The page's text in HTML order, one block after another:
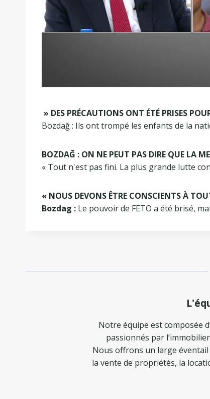
» DES PRÉCAUTIONS ONT ÉTÉ PRISES
Bozdağ : Ils ont trompé les enfants de la
BOZDAĞ : ON NE PEUT PAS DIRE QUE LA
« Tout n'est pas fini. La plus grande lutte
« NOUS DEVONS ÊTRE CONSCIENTS À
Bozdag : Le pouvoir de FETO a été brisé,
Notre équipe est composée
passionnés par
Nous offrons un large
la vente de propriétés, la